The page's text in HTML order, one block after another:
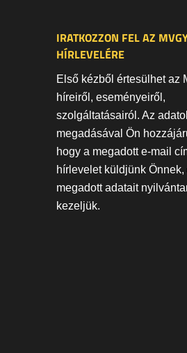
IRATKOZZON FEL AZ
HÍRLEVELÉRE
Első kézből értesülhet az
híreiről, eseményeiről,
szolgáltatásairól. Az
megadásával Ön
hogy a megadott e-mail
hírlevelet küldjünk Önnek,
megadott adatait
kezeljük.